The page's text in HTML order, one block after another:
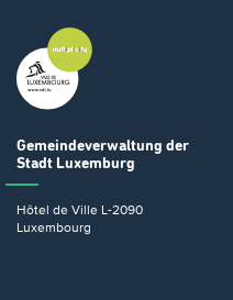
Gemeindeverwaltung der
Stadt Luxemburg
Hôtel de Ville L-2090
Luxembourg